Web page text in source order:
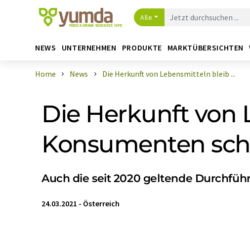
Alle
NEWS UNTERNEHMEN PRODUKTE MARKTÜBERSICHTEN
Home News Die Herkunft von Lebensmitteln bleib ...
Die Herkunft von
Konsumenten
Auch die seit 2020 geltende
24.03.2021 - Österreich